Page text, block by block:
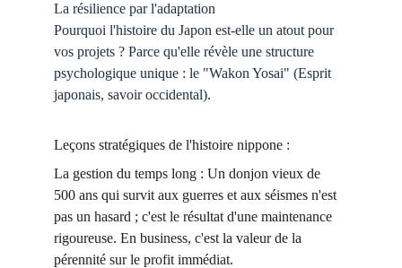
La résilience par l'adaptation
Pourquoi l'histoire du Japon est-elle un atout pour
vos projets ? Parce qu'elle révèle une structure
psychologique unique : le "Wakon Yosai" (Esprit
japonais, savoir occidental).
Leçons stratégiques de l'histoire nippone :
La gestion du temps long : Un donjon vieux de
500 ans qui survit aux guerres et aux séismes n'est
pas un hasard ; c'est le résultat d'une maintenance
rigoureuse. En business, c'est la valeur de la
pérennité sur le profit immédiat.